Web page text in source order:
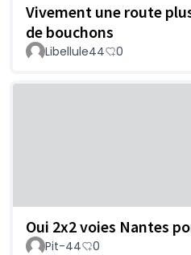
Vivement une route
de bouchons
Libellule44 0
Oui 2x2 voies Nantes
Pit-44 0